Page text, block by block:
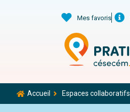
Mes favoris
Accueil Espaces collaboratifs